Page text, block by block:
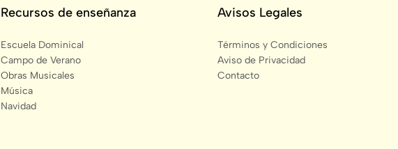
Recursos de enseñanza
Escuela Dominical
Campo de Verano
Obras Musicales
Música
Navidad
Avisos Legales
Términos y Condiciones
Aviso de Privacidad
Contacto